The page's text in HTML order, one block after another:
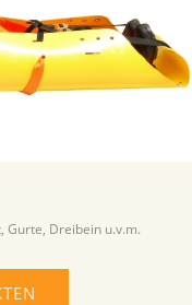
Gurte, Dreibein u.v.m.